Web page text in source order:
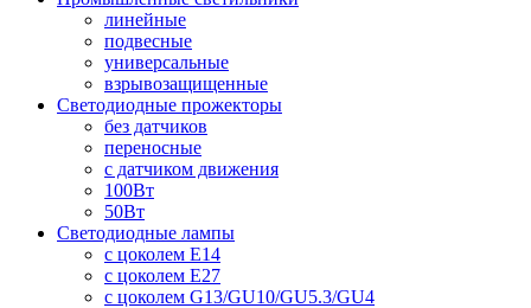
линейные
подвесные
универсальные
взрывозащищенные
Светодиодные прожекторы
без датчиков
переносные
с датчиком движения
100Вт
50Вт
Светодиодные лампы
с цоколем E14
с цоколем E27
с цоколем G13/GU10/GU5.3/GU4